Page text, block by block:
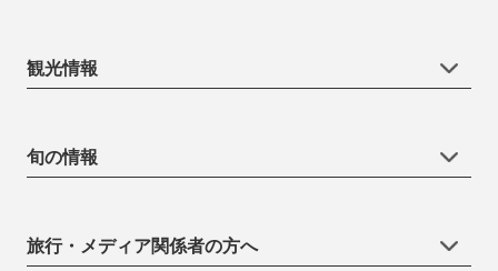
観光情報
旬の情報
旅行・メディア関係者の方へ